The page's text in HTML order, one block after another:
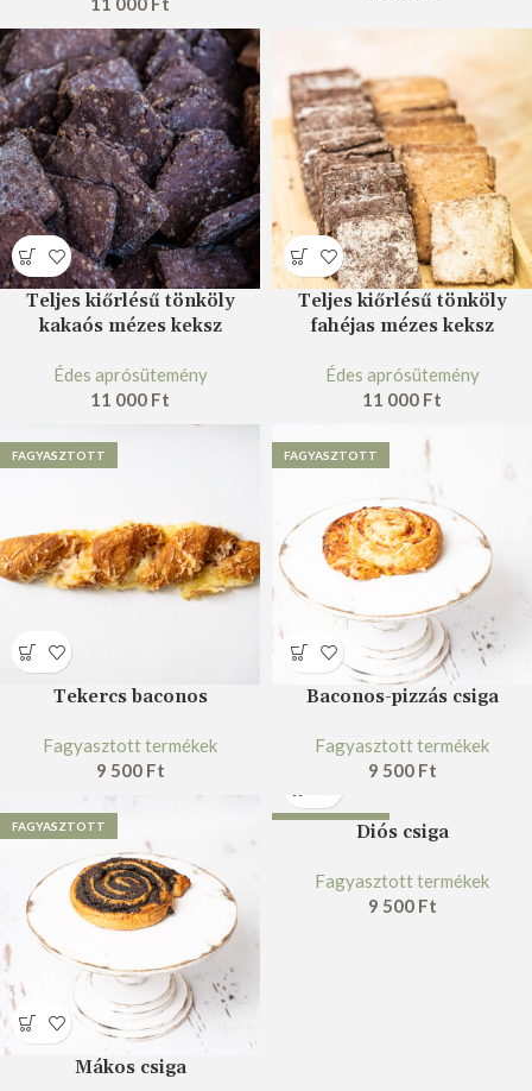
Teljes kiőrlésű tönköly
kakaós mézes keksz
Édes aprósütemény
11 000 Ft
Teljes kiőrlésű tönköly
fahéjas mézes keksz
Édes aprósütemény
11 000 Ft
FAGYASZTOTT
Tekercs baconos
Fagyasztott termékek
9 500 Ft
FAGYASZTOTT
Baconos-pizzás csiga
Fagyasztott termékek
9 500 Ft
FAGYASZTOTT
Mákos csiga
FAGYASZTOTTDiós csiga
Fagyasztott termékek
9 500 Ft